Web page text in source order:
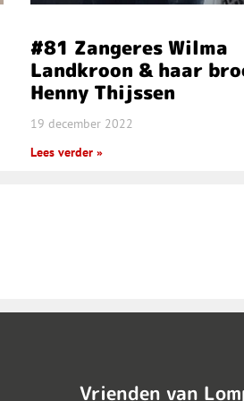
#81 Zangeres Wilma
Landkroon & haar
Henny Thijssen
19 december 2022
Lees verder »
Vrienden van